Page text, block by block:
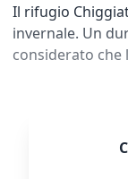
Il rifugio
invernale. Un
considerato